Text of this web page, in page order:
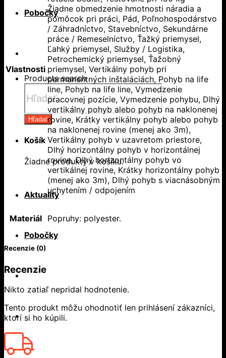
Pobočky
Products search
Hľadať
Košík
Žiadne produkty v košíku.
Aktuality
Pobočky
Vlastnosti
Žiadne obmedzenie hmotnosti náradia a
pomôcok pri práci, Pád, Poľnohospodárstvo
/ Záhradníctvo, Stavebníctvo, Sekundárne
práce / Remeselníctvo, Ťažký priemysel,
Ľahký priemysel, Služby / Logistika,
Petrochemický priemysel, Ťažobný
priemysel, Vertikálny pohyb pri
permanentných inštaláciách, Pohyb na life
line, Pohyb na life line, Vymedzenie
pracovnej pozície, Vymedzenie pohybu, Dlhý
vertikálny pohyb alebo pohyb na naklonenej
rovine, Krátky vertikálny pohyb alebo pohyb
na naklonenej rovine (menej ako 3m),
Vertikálny pohyb v uzavretom priestore,
Dlhý horizontálny pohyb v horizontálnej
rovine, Dlhý horizontálny pohyb vo
vertikálnej rovine, Krátky horizontálny pohyb
(menej ako 3m), Dlhý pohyb s viacnásobným
uchytením / odpojením
Materiál Popruhy: polyester.
Recenzie (0)
Recenzie
Nikto zatiaľ nepridal hodnotenie.
Tento produkt môžu ohodnotiť len prihlásení zákazníci,
ktorí si ho kúpili.